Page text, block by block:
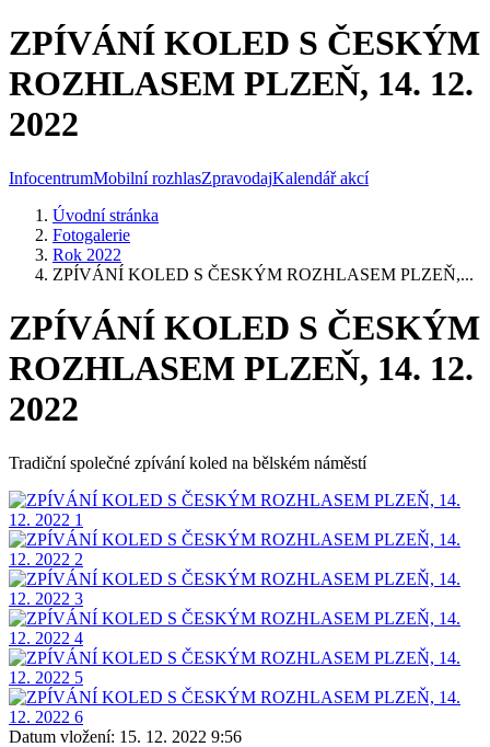
ZPÍVÁNÍ KOLED S ČESKÝM
ROZHLASEM PLZEŇ, 14. 12.
2022
InfocentrumMobilní rozhlasZpravodajKalendář akcí
Úvodní stránka
Fotogalerie
Rok 2022
ZPÍVÁNÍ KOLED S ČESKÝM ROZHLASEM PLZEŇ,...
ZPÍVÁNÍ KOLED S ČESKÝM
ROZHLASEM PLZEŇ, 14. 12.
2022
Tradiční společné zpívání koled na bělském náměstí
Datum vložení: 15. 12. 2022 9:56